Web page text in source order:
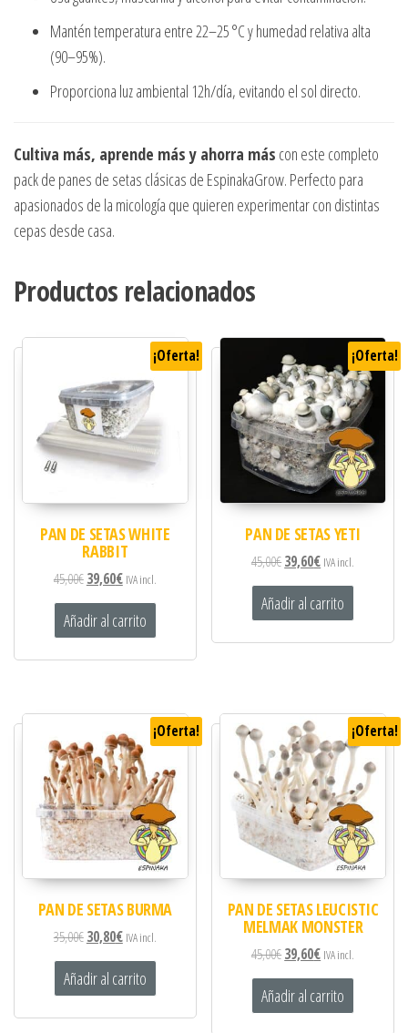
Mantén temperatura entre 22–25 °C y humedad relativa alta
(90–95%).
Proporciona luz ambiental 12h/día, evitando el sol directo.
Cultiva más, aprende más y ahorra más con este completo
pack de panes de setas clásicas de EspinakaGrow. Perfecto para
apasionados de la micología que quieren experimentar con distintas
cepas desde casa.
Productos relacionados
¡Oferta!
PAN DE SETAS WHITE
RABBIT
45,00€39,60€ IVA incl.
Añadir al carrito
¡Oferta!
PAN DE SETAS YETI
45,00€39,60€ IVA incl.
Añadir al carrito
¡Oferta!
PAN DE SETAS BURMA
35,00€30,80€ IVA incl.
Añadir al carrito
¡Oferta!
PAN DE SETAS LEUCISTIC
MELMAK MONSTER
45,00€39,60€ IVA incl.
Añadir al carrito